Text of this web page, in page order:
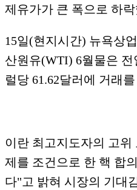
제유가가 큰 폭으로 하
​15일(현지시간) 뉴욕상
산원유(WTI) 6월물은 전
럴당 61.62달러에 거래
이란 최고지도자의 고위
제를 조건으로 한 핵 합
다"고 밝혀 시장의 기대